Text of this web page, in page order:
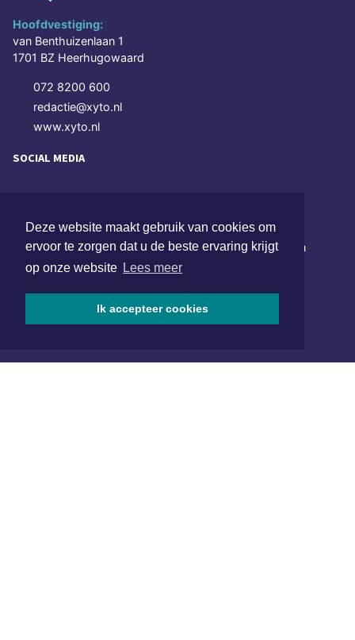
Deze website maakt gebruik van cookies om
ervoor te zorgen dat u de beste ervaring krijgt
op onze website Lees meer
Ik accepteer cookies
Hoofdvestiging:
van Benthuizenlaan 1
1701 BZ Heerhugowaard
072 8200 600
redactie@xyto.nl
www.xyto.nl
SOCIAL MEDIA
Schrijf je in voor onze nieuwsbrief en krijg wekelijks een
samenvatting van alle gebeurtenissen uit jouw regio.